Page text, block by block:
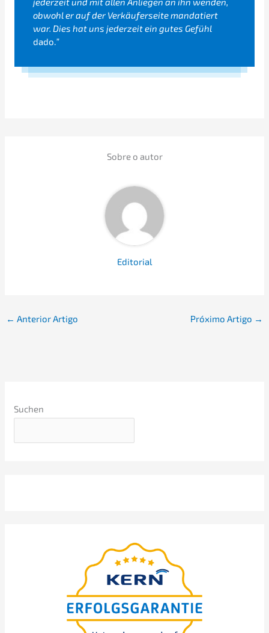
obwohl er auf der Verkäu­fer­sei­te manda­tiert
war. Dies hat uns jeder­zeit ein gutes Gefühl
dado.”
Sobre o autor
Edito­ri­al
← Anterior Artigo Próxi­mo Artigo →
Suchen
Koerber
Venda da empre­sa (M
sem risco e sem perda